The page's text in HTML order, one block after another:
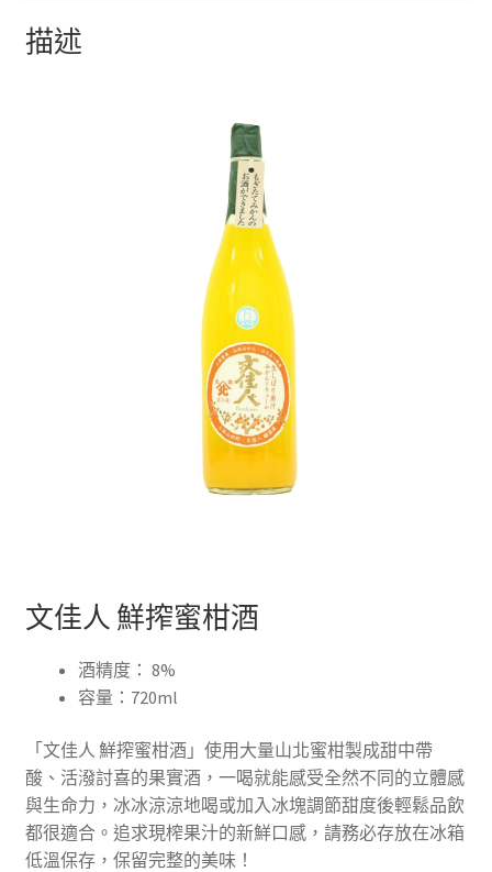
描述
文佳人 鮮搾蜜柑酒
酒精度： 8%
容量：720ml
「文佳人 鮮搾蜜柑酒」使用大量山北蜜柑製成甜中帶
酸、活潑討喜的果實酒，一喝就能感受全然不同的立體感
與生命力，冰冰涼涼地喝或加入冰塊調節甜度後輕鬆品飲
都很適合。追求現榨果汁的新鮮口感，請務必存放在冰箱
低溫保存，保留完整的美味！